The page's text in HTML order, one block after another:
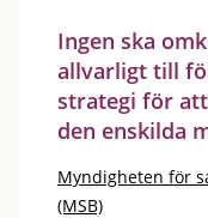
Ingen ska
allvarligt till
strategi för
den enskilda
Myndigheten för
(MSB)